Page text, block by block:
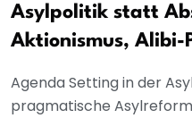
Asylpolitik statt
Aktionismus, Alibi-
Agenda Setting in der
pragmatische